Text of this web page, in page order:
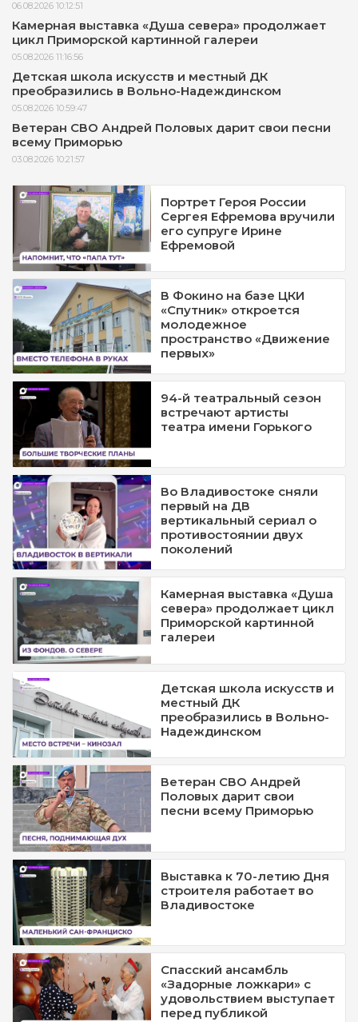
06.08.2026 10:12:51
Камерная выставка «Душа севера» продолжает
цикл Приморской картинной галереи
05.08.2026 11:16:56
Детская школа искусств и местный ДК
преобразились в Вольно-Надеждинском
05.08.2026 10:59:47
Ветеран СВО Андрей Половых дарит свои песни
всему Приморью
03.08.2026 10:21:57
Портрет Героя России
Сергея Ефремова вручили
его супруге Ирине
Ефремовой
В Фокино на базе ЦКИ
«Спутник» откроется
молодежное
пространство «Движение
первых»
94-й театральный сезон
встречают артисты
театра имени Горького
Во Владивостоке сняли
первый на ДВ
вертикальный сериал о
противостоянии двух
поколений
Камерная выставка «Душа
севера» продолжает цикл
Приморской картинной
галереи
Детская школа искусств и
местный ДК
преобразились в Вольно-
Надеждинском
Ветеран СВО Андрей
Половых дарит свои
песни всему Приморью
Выставка к 70-летию Дня
строителя работает во
Владивостоке
Спасский ансамбль
«Задорные ложкари» с
удовольствием выступает
перед публикой